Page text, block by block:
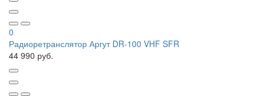
0
Радиоретранслятор Аргут DR-100 VHF SFR
44 990 руб.